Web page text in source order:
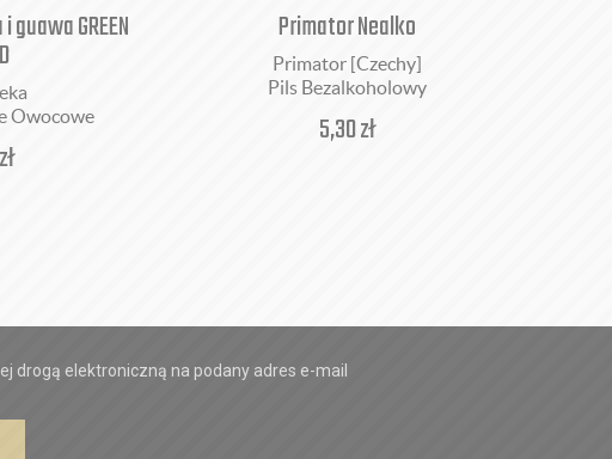
guawa GREEN
Owocowe
zł
Primator Nealko
Primator [Czechy]
Pils Bezalkoholowy
5,30zł
drogą elektroniczną na podany adres e-mail